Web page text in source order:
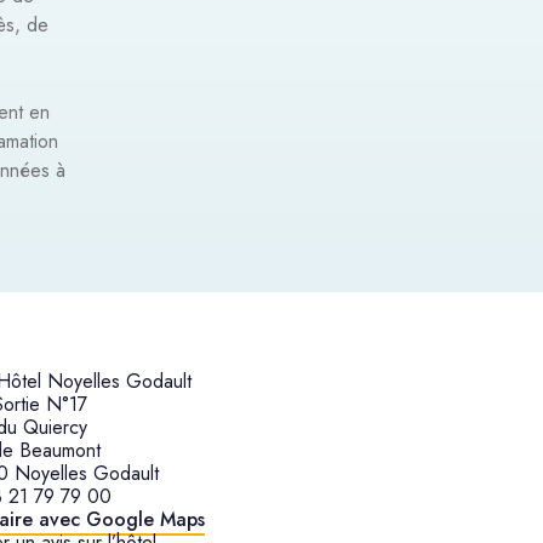
de
en
à
Noyelles Godault
N°17
Quiercy
Beaumont
Noyelles Godault
21 79 79 00
avec Google Maps